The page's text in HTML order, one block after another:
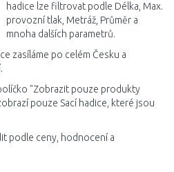
hadice lze filtrovat podle Délka, Max.
provozní tlak, Metráž, Průměr a
mnoha dalších parametrů.
zasíláme po celém Česku a
"Zobrazit pouze produkty
pouze Sací hadice, které jsou
podle ceny, hodnocení a